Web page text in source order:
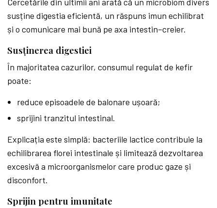
susține digestia eficientă, un răspuns imun echilibrat
și o comunicare mai bună pe axa intestin–creier.
Susținerea digestiei
În majoritatea cazurilor, consumul regulat de kefir
poate:
reduce episoadele de balonare ușoară;
sprijini tranzitul intestinal.
Explicația este simplă: bacteriile lactice contribuie la
echilibrarea florei intestinale și limitează dezvoltarea
excesivă a microorganismelor care produc gaze și
disconfort.
Sprijin pentru imunitate